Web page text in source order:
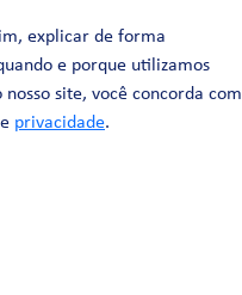
explicar de forma
e porque utilizamos
nosso site, você concorda com
e privacidade.